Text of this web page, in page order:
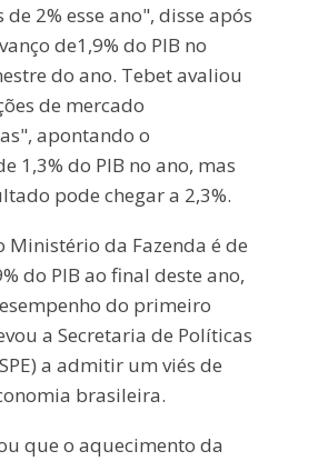
2% esse ano", disse após
de1,9% do PIB no
do ano. Tebet avaliou
de mercado
apontando o
1,3% do PIB no ano, mas
pode chegar a 2,3%.
Ministério da Fazenda é de
do PIB ao final deste ano,
do primeiro
a Secretaria de Políticas
a admitir um viés de
brasileira.
que o aquecimento da